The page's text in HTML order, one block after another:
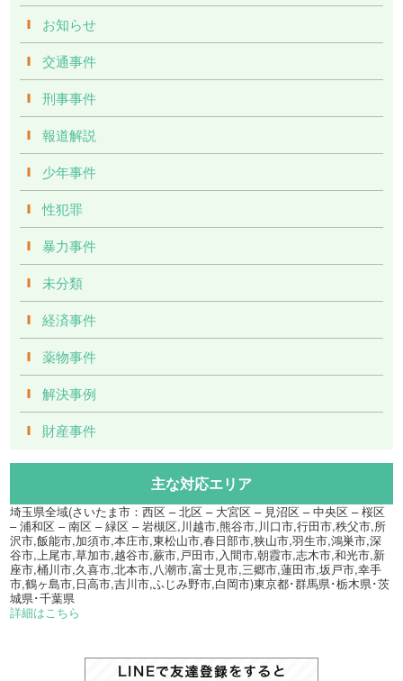
お知らせ
交通事件
刑事事件
報道解説
少年事件
性犯罪
暴力事件
未分類
経済事件
薬物事件
解決事例
財産事件
主な対応エリア
埼玉県全域(さいたま市：西区 – 北区 – 大宮区 – 見沼区 – 中央区 – 桜区
– 浦和区 – 南区 – 緑区 – 岩槻区,川越市,熊谷市,川口市,行田市,秩父市,所
沢市,飯能市,加須市,本庄市,東松山市,春日部市,狭山市,羽生市,鴻巣市,深
谷市,上尾市,草加市,越谷市,蕨市,戸田市,入間市,朝霞市,志木市,和光市,新
座市,桶川市,久喜市,北本市,八潮市,富士見市,三郷市,蓮田市,坂戸市,幸手
市,鶴ヶ島市,日高市,吉川市,ふじみ野市,白岡市)東京都･群馬県･栃木県･茨
城県･千葉県
詳細はこちら